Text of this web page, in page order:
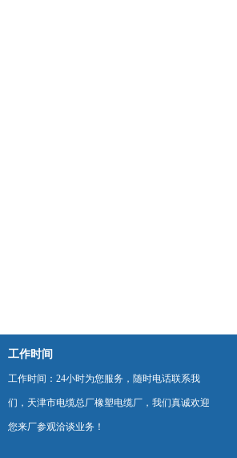
工作时间
工作时间：24小时为您服务，随时电话联系我
们，天津市电缆总厂橡塑电缆厂，我们真诚欢迎
您来厂参观洽谈业务！